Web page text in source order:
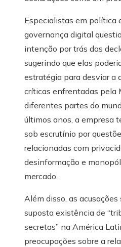
Especialistas em política
governança digital
intenção por trás das
sugerindo que elas
estratégia para desviar a
críticas enfrentadas pela
diferentes partes do
últimos anos, a empresa
sob escrutínio por
relacionadas com
desinformação e
mercado.
Além disso, as acusações
suposta existência de
secretas” na América
preocupações sobre a